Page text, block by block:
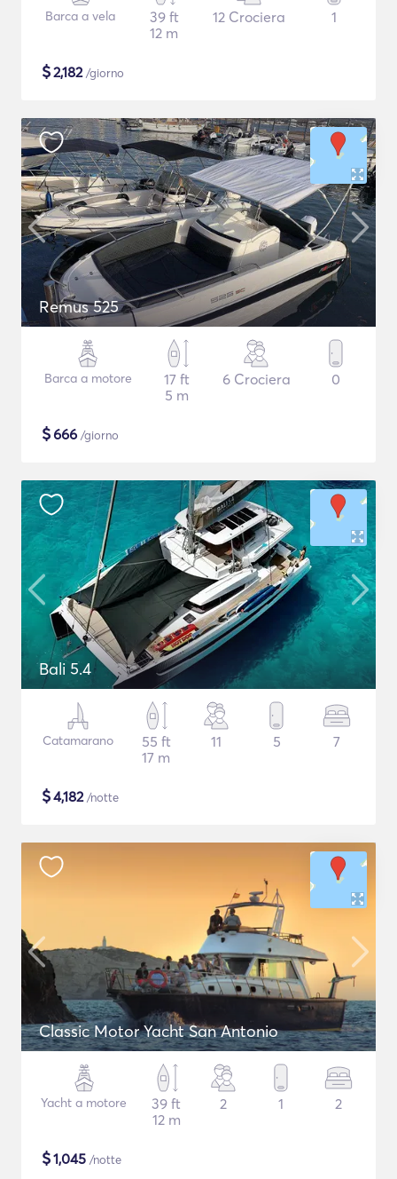
Barca a vela
39 ft
12 m
12 Crociera 1
$2,182/giorno
Remus 525
Barca a motore
17 ft
5 m
6 Crociera 0
$666 /giorno
Bali 5.4
Catamarano
55 ft
17 m
11 5 7
$4,182/notte
Classic Motor Yacht San Antonio
Yacht a motore
39 ft
12 m
2 1 2
$1,045 /notte